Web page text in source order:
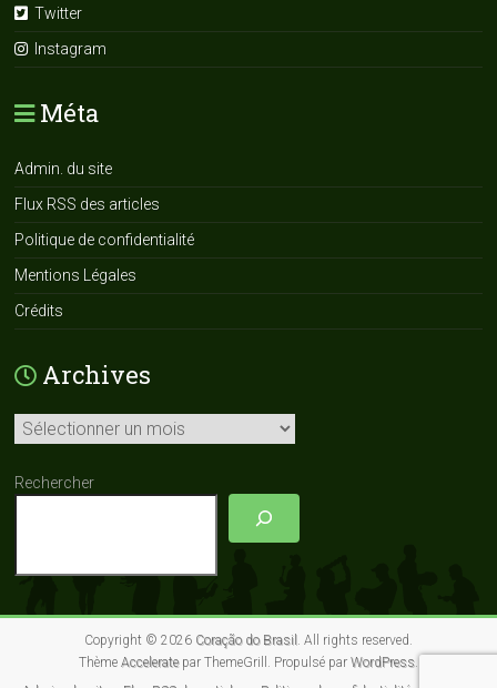
Twitter
Instagram
Méta
Admin. du site
Flux RSS des articles
Politique de confidentialité
Mentions Légales
Crédits
Archives
Archives
Rechercher
Copyright © 2026 Coração do Brasil. All rights reserved.
Thème Acceleratepar ThemeGrill. Propulsé par WordPress.